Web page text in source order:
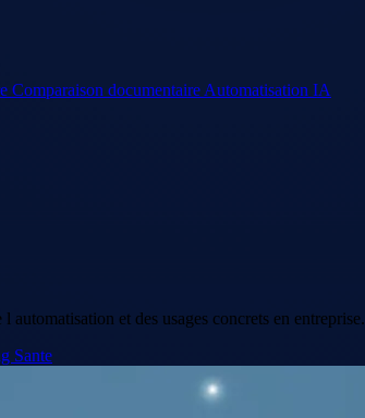
Comparaison documentaire Automatisation IA
et des usages concrets en entreprise.
Sante